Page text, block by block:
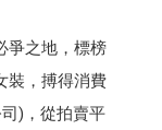
爭之地，標榜
裝，搏得消費
)，從拍賣平